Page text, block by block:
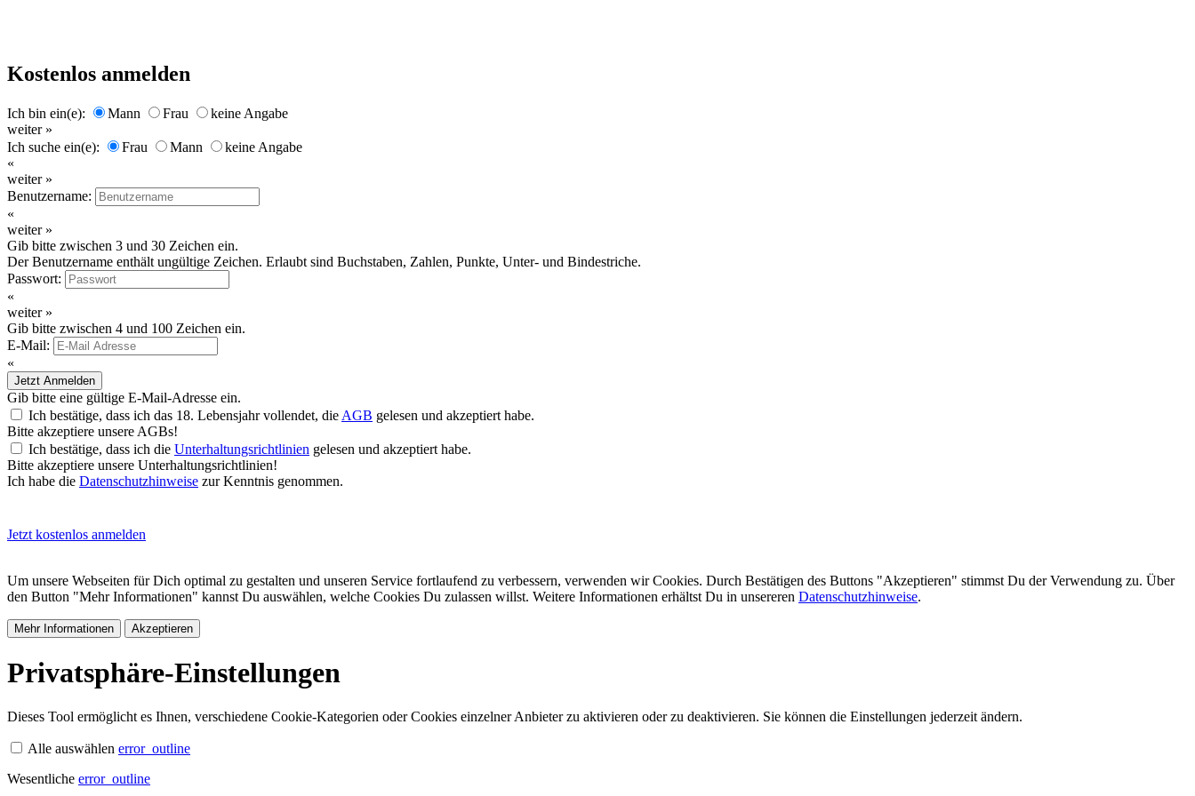
Kostenlos anmelden
Ich bin ein(e): Mann Frau
keine Angabe
weiter »
Ich suche ein(e):
Frau Mann
keine Angabe
«
weiter »
Benutzername:
«
weiter »
Gib bitte zwischen 3 und 30 Zeichen ein.
Der Benutzername enthält ungültige Zeichen. Erlaubt sind Buchstaben, Zahlen, Punkte, Unter- und Bindestriche.
Passwort:
«
weiter »
Gib bitte zwischen 4 und 100 Zeichen ein.
E-Mail:
«
Jetzt Anmelden
Gib bitte eine gültige E-Mail-Adresse ein.
Ich bestätige, dass ich das 18. Lebensjahr vollendet, die AGB gelesen und akzeptiert habe.
Bitte akzeptiere unsere AGBs!
Ich bestätige, dass ich die Unterhaltungsrichtlinien gelesen und akzeptiert habe.
Bitte akzeptiere unsere Unterhaltungsrichtlinien!
Ich habe die Datenschutzhinweise zur Kenntnis genommen.
Jetzt kostenlos anmelden
Um unsere Webseiten für Dich optimal zu gestalten und unseren Service fortlaufend zu verbessern, verwenden wir Cookies. Durch Bestätigen des Buttons "Akzeptieren" stimmst Du der Verwendung zu. Über
den Button "Mehr Informationen" kannst Du auswählen, welche Cookies Du zulassen willst. Weitere Informationen erhältst Du in unsereren Datenschutzhinweise.
Mehr Informationen Akzeptieren
Privatsphäre-Einstellungen
Dieses Tool ermöglicht es Ihnen, verschiedene Cookie-Kategorien oder Cookies einzelner Anbieter zu aktivieren oder zu deaktivieren. Sie können die Einstellungen jederzeit ändern.
Alle auswählen error_outline
Wesentliche error_outline